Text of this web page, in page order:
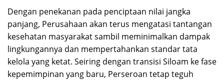
Dengan penekanan pada penciptaan nilai jangka
panjang, Perusahaan akan terus mengatasi tantangan
kesehatan masyarakat sambil meminimalkan dampak
lingkungannya dan mempertahankan standar tata
kelola yang ketat. Seiring dengan transisi Siloam ke fase
kepemimpinan yang baru, Perseroan tetap teguh